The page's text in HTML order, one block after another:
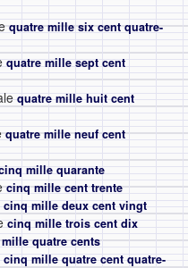
quatre mille six cent quatre-
quatre mille sept cent
quatre mille huit cent
quatre mille neuf cent
mille quarante
cinq mille cent trente
cinq mille deux cent vingt
cinq mille trois cent dix
quatre cents
cinq mille quatre cent quatre-